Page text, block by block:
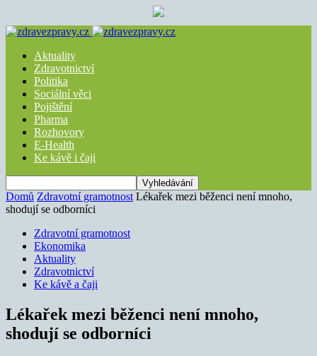
Aktuality
Zdravotnictví
Politika
Sociální věci
Pojištění
Pharma
Rozhovory
E-Health
Ke kávě i čaji
Domů Zdravotní gramotnost Lékařek mezi běženci není mnoho,
shodují se odborníci
Zdravotní gramotnost
Ekonomika
Aktuality
Zdravotnictví
Ke kávě a čaji
Lékařek mezi běženci není mnoho,
shodují se odborníci